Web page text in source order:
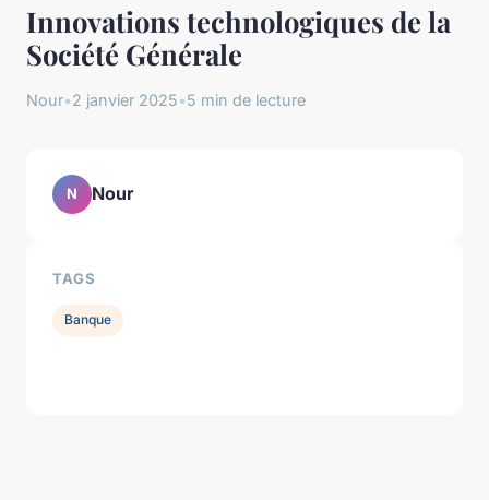
Innovations technologiques de la
Société Générale
Nour•2 janvier 2025•5 min de lecture
N Nour
TAGS
Banque